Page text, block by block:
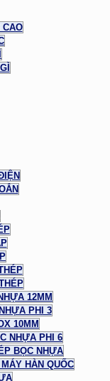
CAO
12MM
PHI 3
10MM
NHỰA PHI 6
BỌC NHỰA
HÀN QUỐC